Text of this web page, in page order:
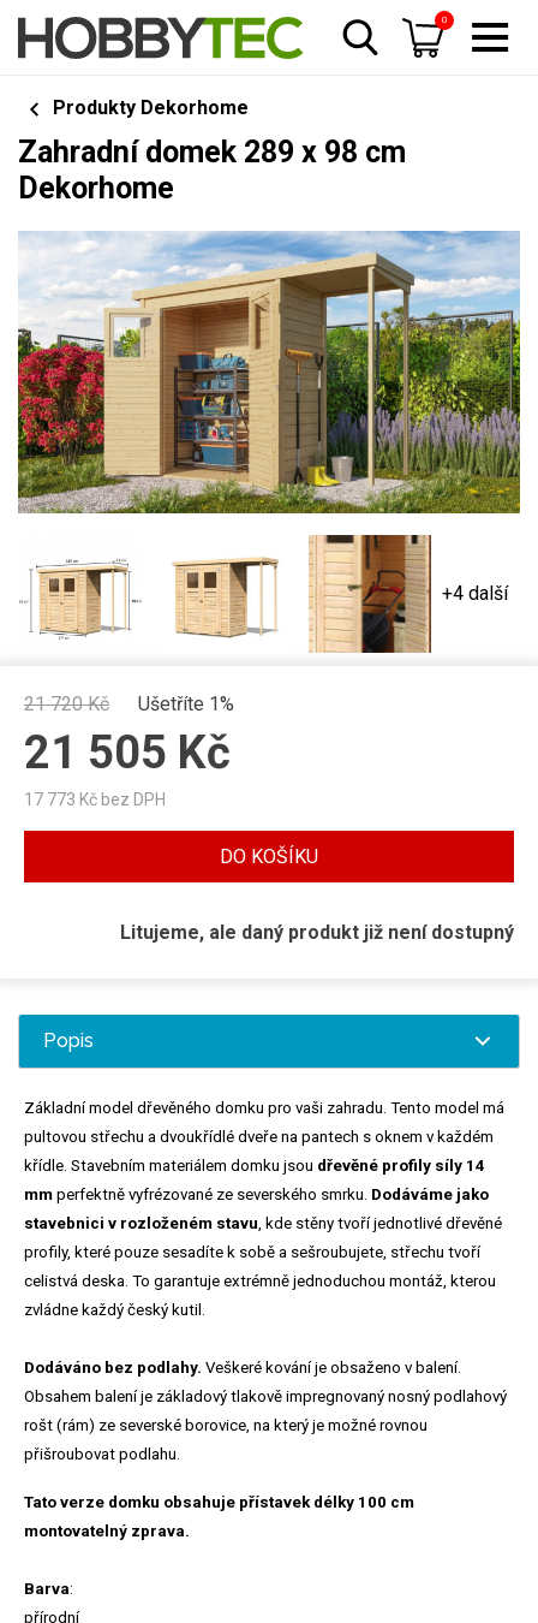
0
Produkty Dekorhome
Zahradní domek 289 x 98 cm
Dekorhome
+4 další
21 720Kč Ušetříte 1%
21 505 Kč
17 773 Kč bez DPH
DO KOŠÍKU
Litujeme, ale daný produkt již není dostupný
Popis
Základní model dřevěného domku pro vaši zahradu. Tento model má
pultovou střechu a dvoukřídlé dveře na pantech s oknem v každém
křídle. Stavebním materiálem domku jsou dřevěné profily síly 14
mm perfektně vyfrézované ze severského smrku. Dodáváme jako
stavebnici v rozloženém stavu, kde stěny tvoří jednotlivé dřevěné
profily, které pouze sesadíte k sobě a sešroubujete, střechu tvoří
celistvá deska. To garantuje extrémně jednoduchou montáž, kterou
zvládne každý český kutil.
Dodáváno bez podlahy. Veškeré kování je obsaženo v balení.
Obsahem balení je základový tlakově impregnovaný nosný podlahový
rošt (rám) ze severské borovice, na který je možné rovnou
přišroubovat podlahu.
Tato verze domku obsahuje přístavek délky 100 cm
montovatelný zprava.
Barva:
přírodní